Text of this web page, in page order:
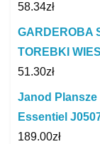
58.34zł
GARDEROBA
TOREBKI
51.30zł
Janod
Essentiel
189.00zł